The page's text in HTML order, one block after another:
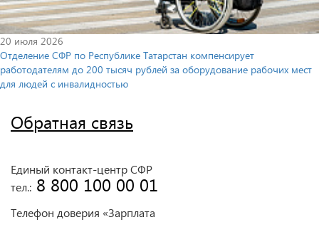
20 июля 2026
Отделение СФР по Республике Татарстан компенсирует
работодателям до 200 тысяч рублей за оборудование рабочих мест
для людей с инвалидностью
Обратная связь
Единый контакт-центр СФР
тел.: 8 800 100 00 01
Телефон доверия «Зарплата